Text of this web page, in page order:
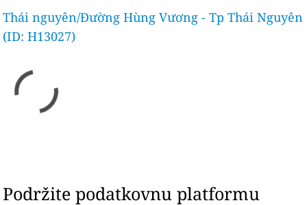
Thái nguyên/Đường Hùng Vương - Tp Thái Nguyên
(ID: H13027)
Podržite podatkovnu platformu